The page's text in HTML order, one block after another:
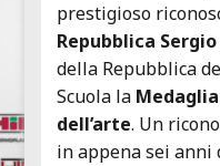
prestigioso
Repubblica
della Repubblica
Scuola la
dell’arte. Un
in appena sei